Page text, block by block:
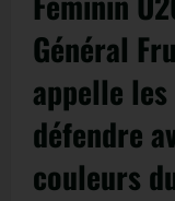
Général
appelle les
défendre
couleurs